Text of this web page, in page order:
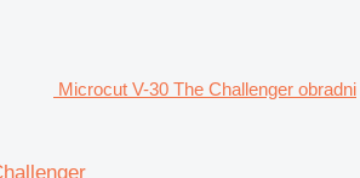
Microcut V-30 The Challenger obradni